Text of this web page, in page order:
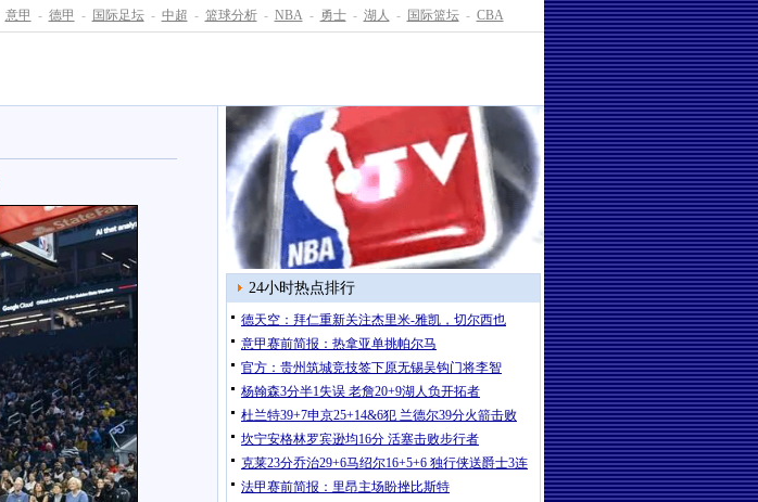
意甲 - 德甲 - 国际足坛 - 中超 - 篮球分析 - NBA - 勇士 - 湖人 - 国际篮坛 - CBA
24小时热点排行
德天空：拜仁重新关注杰里米-雅凯，切尔西也
意甲赛前简报：热拿亚单挑帕尔马
官方：贵州筑城竞技签下原无锡吴钩门将李智
杨翰森3分半1失误 老詹20+9湖人负开拓者
杜兰特39+7申京25+14&6犯 兰德尔39分火箭击败
坎宁安格林罗宾逊均16分 活塞击败步行者
克莱23分乔治29+6马绍尔16+5+6 独行侠送爵士3连
法甲赛前简报：里昂主场盼挫比斯特